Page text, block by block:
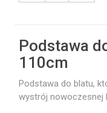
Podstawa
110cm
Podstawa do blatu,
wystrój nowoczesnej